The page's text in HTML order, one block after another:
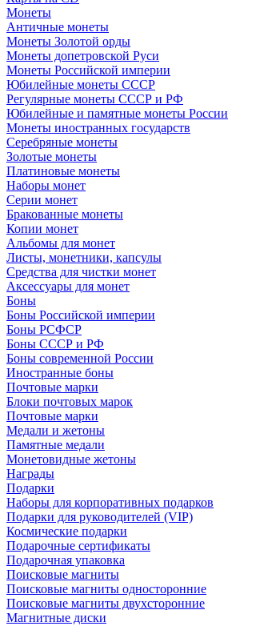
Монеты
Античные монеты
Монеты Золотой орды
Монеты допетровской Руси
Монеты Российской империи
Юбилейные монеты СССР
Регулярные монеты СССР и РФ
Юбилейные и памятные монеты России
Монеты иностранных государств
Серебряные монеты
Золотые монеты
Платиновые монеты
Наборы монет
Серии монет
Бракованные монеты
Копии монет
Альбомы для монет
Листы, монетники, капсулы
Средства для чистки монет
Аксессуары для монет
Боны
Боны Российской империи
Боны РСФСР
Боны СССР и РФ
Боны современной России
Иностранные боны
Почтовые марки
Блоки почтовых марок
Почтовые марки
Медали и жетоны
Памятные медали
Монетовидные жетоны
Награды
Подарки
Наборы для корпоративных подарков
Подарки для руководителей (VIP)
Космические подарки
Подарочные сертификаты
Подарочная упаковка
Поисковые магниты
Поисковые магниты односторонние
Поисковые магниты двухсторонние
Магнитные диски